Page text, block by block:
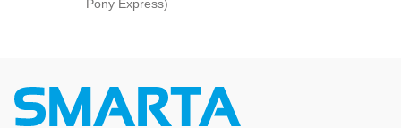
Pony Express)